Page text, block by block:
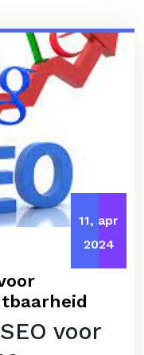
11, apr
2024
voor